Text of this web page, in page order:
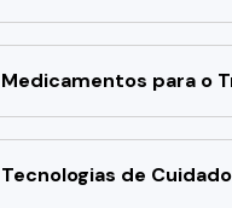
Medicamentos para o
Tecnologias de